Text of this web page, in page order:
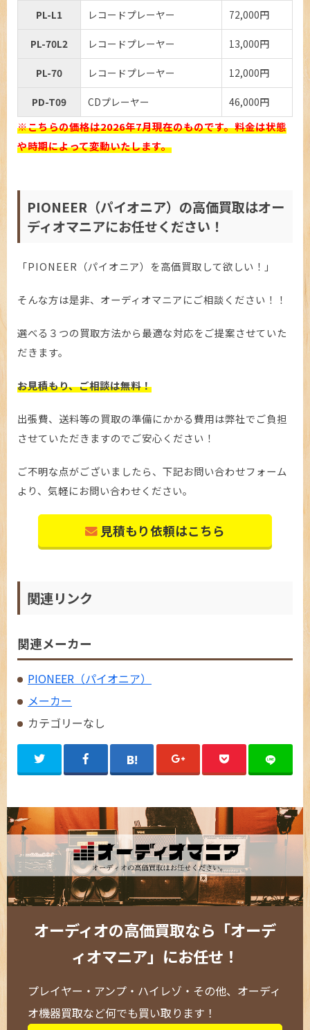
PL-L1 レコードプレーヤー 72,000円
PL-70L2 レコードプレーヤー 13,000円
PL-70 レコードプレーヤー 12,000円
PD-T09 CDプレーヤー 46,000円
※こちらの価格は2026年7月現在のものです。料金は状態
や時期によって変動いたします。
PIONEER（パイオニア）の高価買取はオー
ディオマニアにお任せください！
「PIONEER（パイオニア）を高価買取して欲しい！」
そんな方は是非、オーディオマニアにご相談ください！！
選べる３つの買取方法から最適な対応をご提案させていた
だきます。
お見積もり、ご相談は無料！
出張費、送料等の買取の準備にかかる費用は弊社でご負担
させていただきますのでご安心ください！
ご不明な点がございましたら、下記お問い合わせフォーム
より、気軽にお問い合わせください。
見積もり依頼はこちら
関連リンク
関連メーカー
PIONEER（パイオニア）
メーカー
カテゴリーなし
オーディオの高価買取なら「オーデ
ィオマニア」にお任せ！
プレイヤー・アンプ・ハイレゾ・その他、オーディ
オ機器買取など何でも買い取ります！